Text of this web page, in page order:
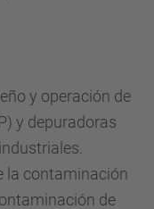
y operación de
y depuradoras
la contaminación
de